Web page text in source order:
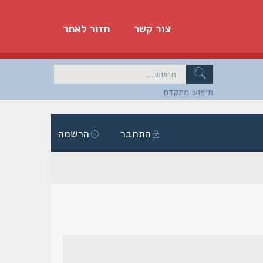
חזור לאתר צור קשר
חיפוש מתקדם
הרשמה התחבר